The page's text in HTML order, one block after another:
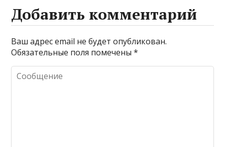
Добавить комментарий
Ваш адрес email не будет опубликован.
Обязательные поля помечены*